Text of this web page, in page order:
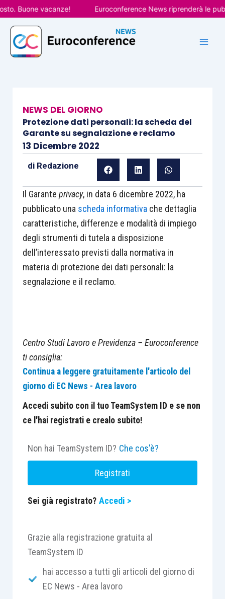
Vai
al
contenuto
Buone vacanze! Euroconference News riprenderà le
NEWS DEL GIORNO
Protezione dati personali: la scheda del
Garante su segnalazione e reclamo
13 Dicembre 2022
di Redazione
Il Garante privacy, in data 6 dicembre 2022, ha
pubblicato una scheda informativa che dettaglia
caratteristiche, differenze e modalità di impiego
degli strumenti di tutela a disposizione
dell’interessato previsti dalla normativa in
materia di protezione dei dati personali: la
segnalazione e il reclamo.
Centro Studi Lavoro e Previdenza – Euroconference
ti consiglia:
Continua a leggere gratuitamente l'articolo del
giorno di EC News - Area lavoro
Accedi subito con il tuo TeamSystem ID e se non
ce l'hai registrati e crealo subito!
Non hai TeamSystem ID? Che cos'è?
Registrati
Sei già registrato? Accedi >
Grazie alla registrazione gratuita al
TeamSystem ID
hai accesso a tutti gli articoli del giorno di
EC News - Area lavoro